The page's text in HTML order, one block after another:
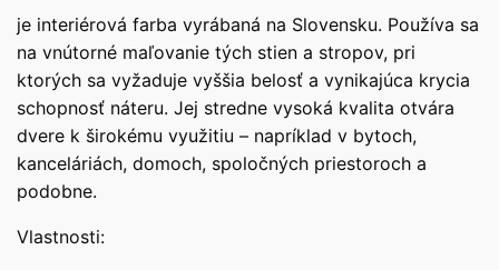
je interiérová farba vyrábaná na Slovensku. Používa sa
na vnútorné maľovanie tých stien a stropov, pri
ktorých sa vyžaduje vyššia belosť a vynikajúca krycia
schopnosť náteru. Jej stredne vysoká kvalita otvára
dvere k širokému využitiu – napríklad v bytoch,
kanceláriách, domoch, spoločných priestoroch a
podobne.
Vlastnosti: